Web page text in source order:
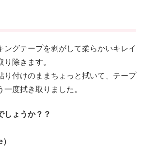
ングテープを剥がして柔らかいキレイ
除きます。
り付けのままちょっと拭いて、テープ
一度拭き取りました。
しょうか？？